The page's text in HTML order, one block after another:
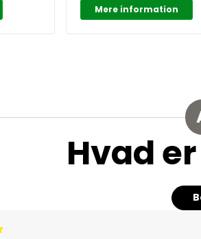
Mere information
Hvad